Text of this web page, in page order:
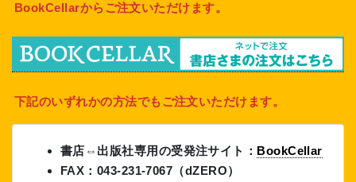
BookCellarからご注文いただけます。
下記のいずれかの方法でもご注文いただけます。
書店⇔出版社専用の受発注サイト： BookCellar
FAX：043-231-7067（dZERO）